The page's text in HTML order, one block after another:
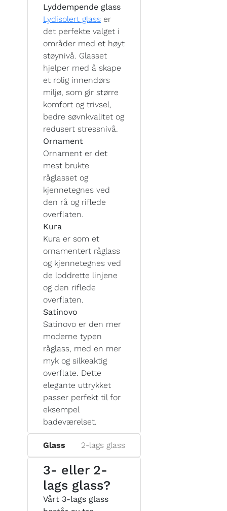
Lyddempende glass
Lydisolert glass er
det perfekte valget i
områder med et høyt
støynivå. Glasset
hjelper med å skape
et rolig innendørs
miljø, som gir større
komfort og trivsel,
bedre søvnkvalitet og
redusert stressnivå.
Ornament
Ornament er det
mest brukte
råglasset og
kjennetegnes ved
den rå og riflede
overflaten.
Kura
Kura er som et
ornamentert råglass
og kjennetegnes ved
de loddrette linjene
og den riflede
overflaten.
Satinovo
Satinovo er den mer
moderne typen
råglass, med en mer
myk og silkeaktig
overflate. Dette
elegante uttrykket
passer perfekt til for
eksempel
badeværelset.
Glass 2-lags glass
3- eller 2-
lags glass?
Vårt 3-lags glass